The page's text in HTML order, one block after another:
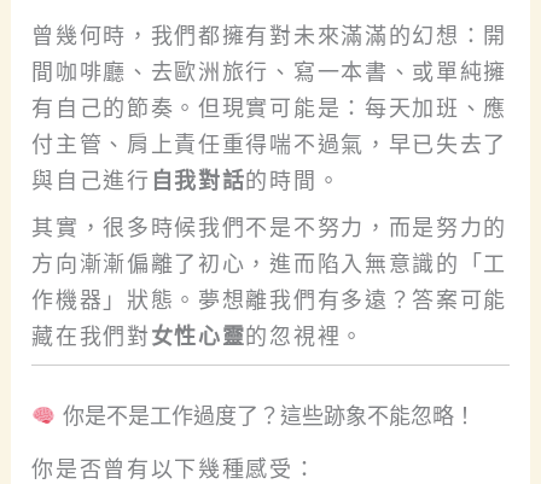
曾幾何時，我們都擁有對未來滿滿的幻想：開
間咖啡廳、去歐洲旅行、寫一本書、或單純擁
有自己的節奏。但現實可能是：每天加班、應
付主管、肩上責任重得喘不過氣，早已失去了
與自己進行 自我對話的時間。
其實，很多時候我們不是不努力，而是努力的
方向漸漸偏離了初心，進而陷入無意識的「工
作機器」狀態。夢想離我們有多遠？答案可能
藏在我們對女性心靈的忽視裡。
你是不是工作過度了？這些跡象不能忽略！
你是否曾有以下幾種感受：